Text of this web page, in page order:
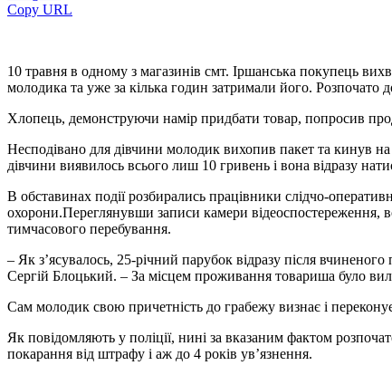
Copy URL
10 травня в одному з магазинів смт. Іршанська покупець
молодика та уже за кілька годин затримали його. Розпочато
Хлопець, демонструючи намір придбати товар, попросив
Несподівано для дівчини молодик вихопив пакет та кинув
дівчини виявилось всього лиш 10 гривень і вона відразу
В обставинах події розбирались працівники слідчо-
охорони.Переглянувши записи камери відеоспостереження,
тимчасового перебування.
– Як з’ясувалось, 25-річний парубок відразу після
Сергій Блоцький. – За місцем проживання товариша було
Сам молодик свою причетність до грабежу визнає і
Як повідомляють у поліції, нині за вказаним фактом
покарання від штрафу і аж до 4 років ув’язнення.